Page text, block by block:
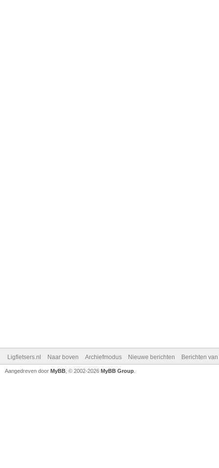
Ligfietsers.nl Naar boven Archiefmodus Nieuwe berichten Berichten
Aangedreven door MyBB , © 2002-2026 MyBB Group